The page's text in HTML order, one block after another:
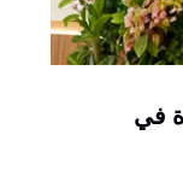
في